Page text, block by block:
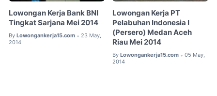
Lowongan Kerja Bank BNI
Tingkat Sarjana Mei 2014
By Lowongankerja15.com • 23 May,
2014
Lowongan Kerja PT
Pelabuhan Indonesia I
(Persero) Medan Aceh
Riau Mei 2014
By Lowongankerja15.com • 05 May,
2014